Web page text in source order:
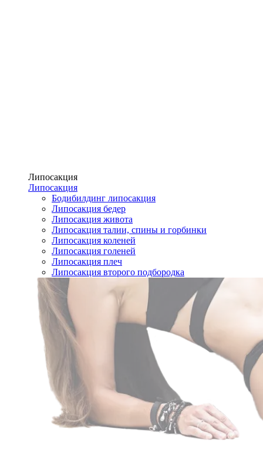
Липосакция
Липосакция
Бодибилдинг липосакция
Липосакция бедер
Липосакция живота
Липосакция талии, спины и горбинки
Липосакция коленей
Липосакция голеней
Липосакция плеч
Липосакция второго подбородка